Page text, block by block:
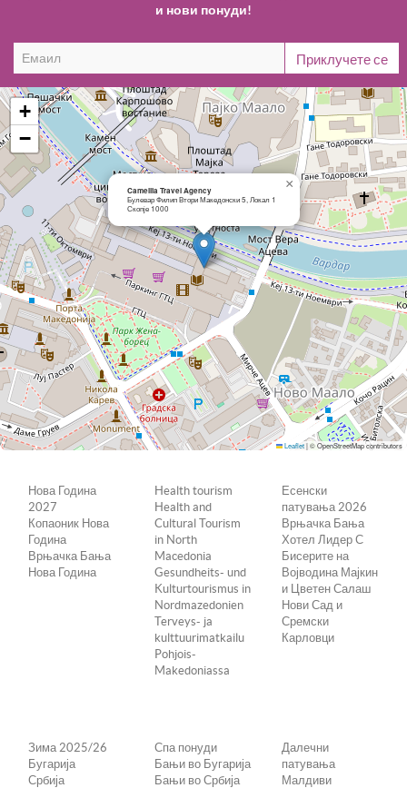
и нови понуди!
Camellia Travel Agency
Булевар Филип Втори Македонски 5, Локал 1
Скопје 1000
×
+
−
Leaflet|© OpenStreetMap contributors
Нова Година
2027
Копаоник Нова
Година
Врњачка Бања
Нова Година
Health tourism
Health and
Cultural Tourism
in North
Macedonia
Gesundheits- und
Kulturtourismus in
Nordmazedonien
Terveys- ja
kulttuurimatkailu
Pohjois-
Makedoniassa
Есенски
патувања 2026
Врњачка Бања
Хотел Лидер С
Бисерите на
Војводина Мајкин
и Цветен Салаш
Нови Сад и
Сремски
Карловци
Зима 2025/26
Бугарија
Србија
Спа понуди
Бањи во Бугарија
Бањи во Србија
Далечни
патувања
Малдиви